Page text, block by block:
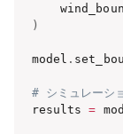
)
model .
# シミュレーシ
results =